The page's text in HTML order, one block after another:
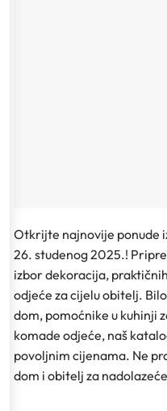
Otkrijte najnovije ponude
26. studenog 2025.!
izbor dekoracija,
odjeće za cijelu obitelj.
dom, pomoćnike u kuhinji
komade odjeće, naš
povoljnim cijenama. Ne
dom i obitelj za